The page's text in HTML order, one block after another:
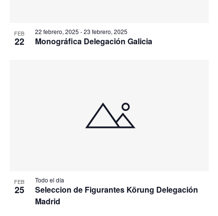
FEB
22
22 febrero, 2025 -23 febrero, 2025
Monográfica Delegación Galicia
FEB
25
Todo el día
Seleccion de Figurantes Körung Delegación
Madrid